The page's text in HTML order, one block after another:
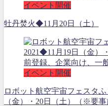
イベント開催
牡丹焚火◆11月20日（土）
イベント開催
ロボット航空宇宙フェスタ
（金）・20日（土）（※要